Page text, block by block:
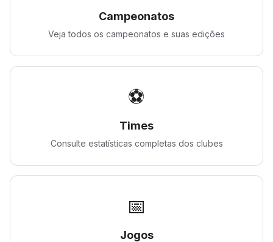
Campeonatos
Veja todos os campeonatos e suas edições
⚽
Times
Consulte estatísticas completas dos clubes
📅
Jogos